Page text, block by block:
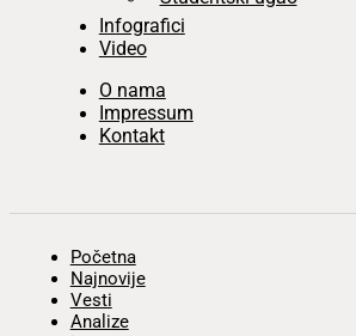
Infografici
Video
O nama
Impressum
Kontakt
Početna
Najnovije
Vesti
Analize